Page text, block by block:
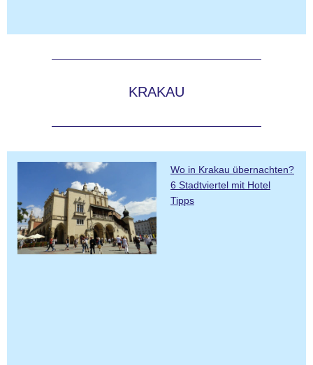
KRAKAU
Wo in Krakau übernachten?
6 Stadtviertel mit Hotel
Tipps